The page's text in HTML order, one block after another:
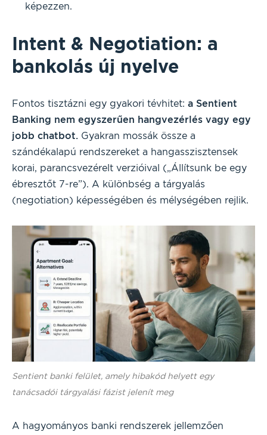
képezzen.
Intent & Negotiation: a
bankolás új nyelve
Fontos tisztázni egy gyakori tévhitet: a Sentient
Banking nem egyszerűen hangvezérlés vagy egy
jobb chatbot. Gyakran mossák össze a
szándékalapú rendszereket a hangasszisztensek
korai, parancsvezérelt verzióival („Állítsunk be egy
ébresztőt 7-re”). A különbség a tárgyalás
(negotiation) képességében és mélységében rejlik.
Sentient banki felület, amely hibakód helyett egy
tanácsadói tárgyalási fázist jelenít meg
A hagyományos banki rendszerek jellemzően